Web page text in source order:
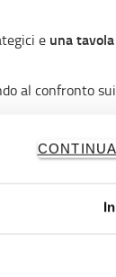
e una
al confronto